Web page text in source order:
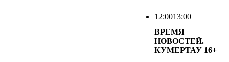
12:0013:00
ВРЕМЯ
НОВОСТЕЙ.
КУМЕРТАУ 16+